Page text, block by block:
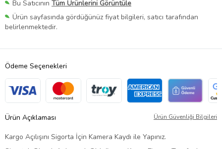
Bu Satıcının Tüm Ürünlerini Görüntüle
Ürün sayfasında gördüğünüz fiyat bilgileri, satıcı tarafından
belirlenmektedir.
Ödeme Seçenekleri
Ürün Açıklaması Ürün Güvenliği Bilgileri
Kargo Açılışını Sigorta İçin Kamera Kaydı ile Yapınız.